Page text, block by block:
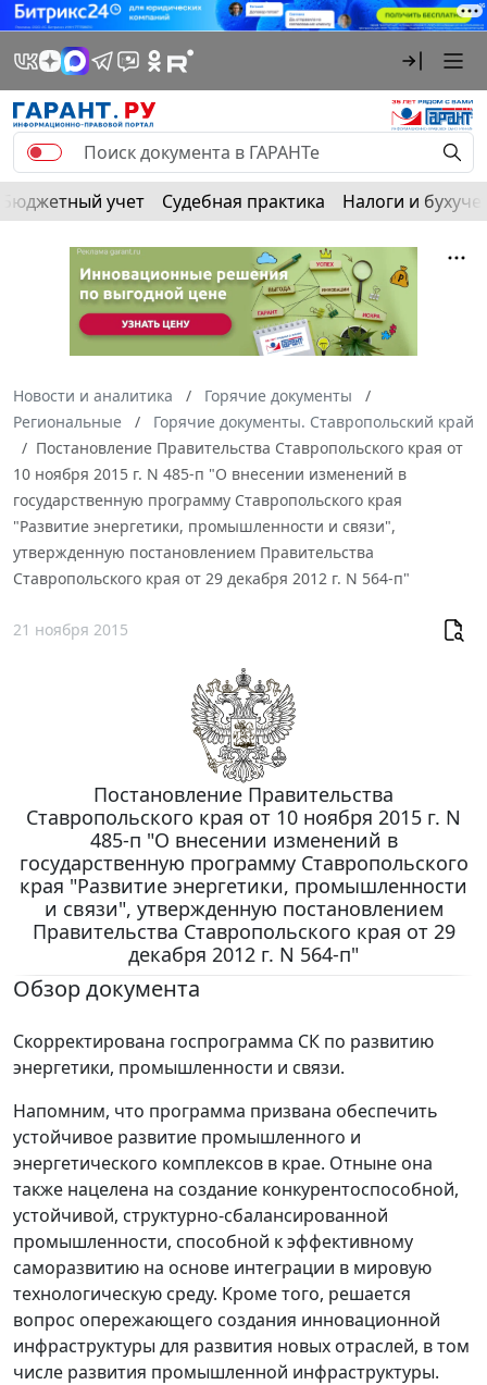
Бюджетный учет Судебная практика Налоги и
Новости и аналитика
Горячие документы
Региональные
Горячие документы. Ставропольский край
Постановление Правительства Ставропольского края от
10 ноября 2015 г. N 485-п "О внесении изменений в
государственную программу Ставропольского края
"Развитие энергетики, промышленности и связи",
утвержденную постановлением Правительства
Ставропольского края от 29 декабря 2012 г. N 564-п"
21 ноября 2015
Постановление Правительства
Ставропольского края от 10 ноября 2015 г. N
485-п "О внесении изменений в
государственную программу Ставропольского
края "Развитие энергетики, промышленности
и связи", утвержденную постановлением
Правительства Ставропольского края от 29
декабря 2012 г. N 564-п"
Обзор документа
Скорректирована госпрограмма СК по развитию
энергетики, промышленности и связи.
Напомним, что программа призвана обеспечить
устойчивое развитие промышленного и
энергетического комплексов в крае. Отныне она
также нацелена на создание конкурентоспособной,
устойчивой, структурно-сбалансированной
промышленности, способной к эффективному
саморазвитию на основе интеграции в мировую
технологическую среду. Кроме того, решается
вопрос опережающего создания инновационной
инфраструктуры для развития новых отраслей, в том
числе развития промышленной инфраструктуры.